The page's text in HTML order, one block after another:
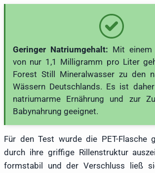
Geringer Natriumgehalt: Mit einem
von nur 1,1 Milligramm pro Liter
Forest Still Mineralwasser zu den
Wässern Deutschlands. Es ist
natriumarme Ernährung und zur
Babynahrung geeignet.
Für den Test wurde die PET-Flasche
durch ihre griffige Rillenstruktur
formstabil und der Verschluss ließ